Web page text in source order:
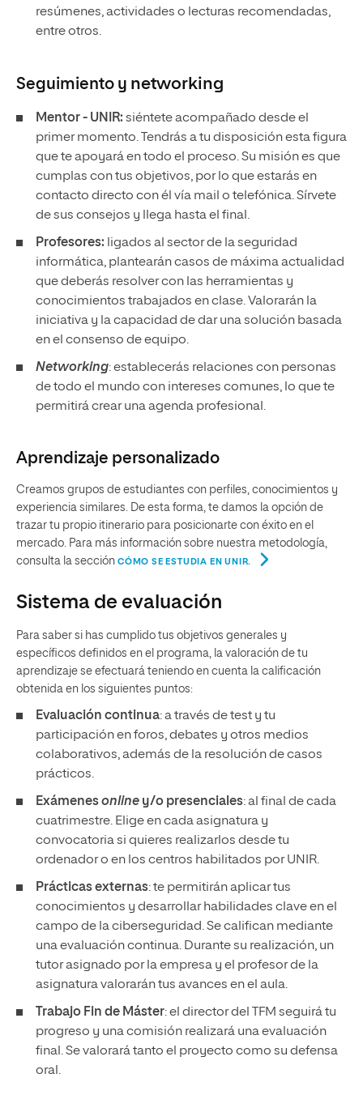
resúmenes, actividades o lecturas recomendadas,
entre otros.
Seguimiento y networking
Mentor - UNIR: siéntete acompañado desde el
primer momento. Tendrás a tu disposición esta figura
que te apoyará en todo el proceso. Su misión es que
cumplas con tus objetivos, por lo que estarás en
contacto directo con él vía mail o telefónica. Sírvete
de sus consejos y llega hasta el final.
Profesores: ligados al sector de la seguridad
informática, plantearán casos de máxima actualidad
que deberás resolver con las herramientas y
conocimientos trabajados en clase. Valorarán la
iniciativa y la capacidad de dar una solución basada
en el consenso de equipo.
Networking: establecerás relaciones con personas
de todo el mundo con intereses comunes, lo que te
permitirá crear una agenda profesional.
Aprendizaje personalizado
Creamos grupos de estudiantes con perfiles, conocimientos y
experiencia similares. De esta forma, te damos la opción de
trazar tu propio itinerario para posicionarte con éxito en el
mercado. Para más información sobre nuestra metodología,
consulta la sección CÓMO SE ESTUDIA EN UNIR.
Sistema de evaluación
Para saber si has cumplido tus objetivos generales y
específicos definidos en el programa, la valoración de tu
aprendizaje se efectuará teniendo en cuenta la calificación
obtenida en los siguientes puntos:
Evaluación continua: a través de test y tu
participación en foros, debates y otros medios
colaborativos, además de la resolución de casos
prácticos.
Exámenesonline y/o presenciales: al final de cada
cuatrimestre. Elige en cada asignatura y
convocatoria si quieres realizarlos desde tu
ordenador o en los centros habilitados por UNIR.
Prácticas externas: te permitirán aplicar tus
conocimientos y desarrollar habilidades clave en el
campo de la ciberseguridad. Se califican mediante
una evaluación continua. Durante su realización, un
tutor asignado por la empresa y el profesor de la
asignatura valorarán tus avances en el aula.
Trabajo Fin de Máster: el director del TFM seguirá tu
progreso y una comisión realizará una evaluación
final. Se valorará tanto el proyecto como su defensa
oral.